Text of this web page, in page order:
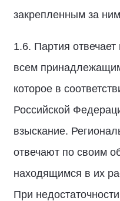
закрепленным за
1.6. Партия
всем
которое в
Российской
взыскание.
отвечают по своим
находящимся в их
При